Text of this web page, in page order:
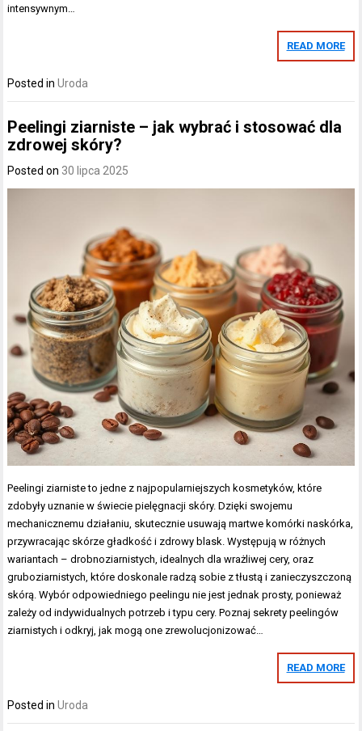
intensywnym…
READ MORE
Posted inUroda
Peelingi ziarniste – jak wybrać i stosować dla
zdrowej skóry?
Posted on 30 lipca 2025
Peelingi ziarniste to jedne z najpopularniejszych kosmetyków, które
zdobyły uznanie w świecie pielęgnacji skóry. Dzięki swojemu
mechanicznemu działaniu, skutecznie usuwają martwe komórki naskórka,
przywracając skórze gładkość i zdrowy blask. Występują w różnych
wariantach – drobnoziarnistych, idealnych dla wrażliwej cery, oraz
gruboziarnistych, które doskonale radzą sobie z tłustą i zanieczyszczoną
skórą. Wybór odpowiedniego peelingu nie jest jednak prosty, ponieważ
zależy od indywidualnych potrzeb i typu cery. Poznaj sekrety peelingów
ziarnistych i odkryj, jak mogą one zrewolucjonizować…
READ MORE
Posted inUroda